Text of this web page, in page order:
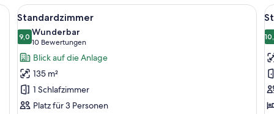
Alle
Fotos
für
Standardzimmer
anzeigen
Ein modernes Hotelzimmer mit
6
Standardzimmer
9,09,0 von 10
Wunderbar
10 Bewertungen
(10
Bewertungen)
Blick auf die Anlage
135 m²
1 Schlafzimmer
Platz für 3 Personen